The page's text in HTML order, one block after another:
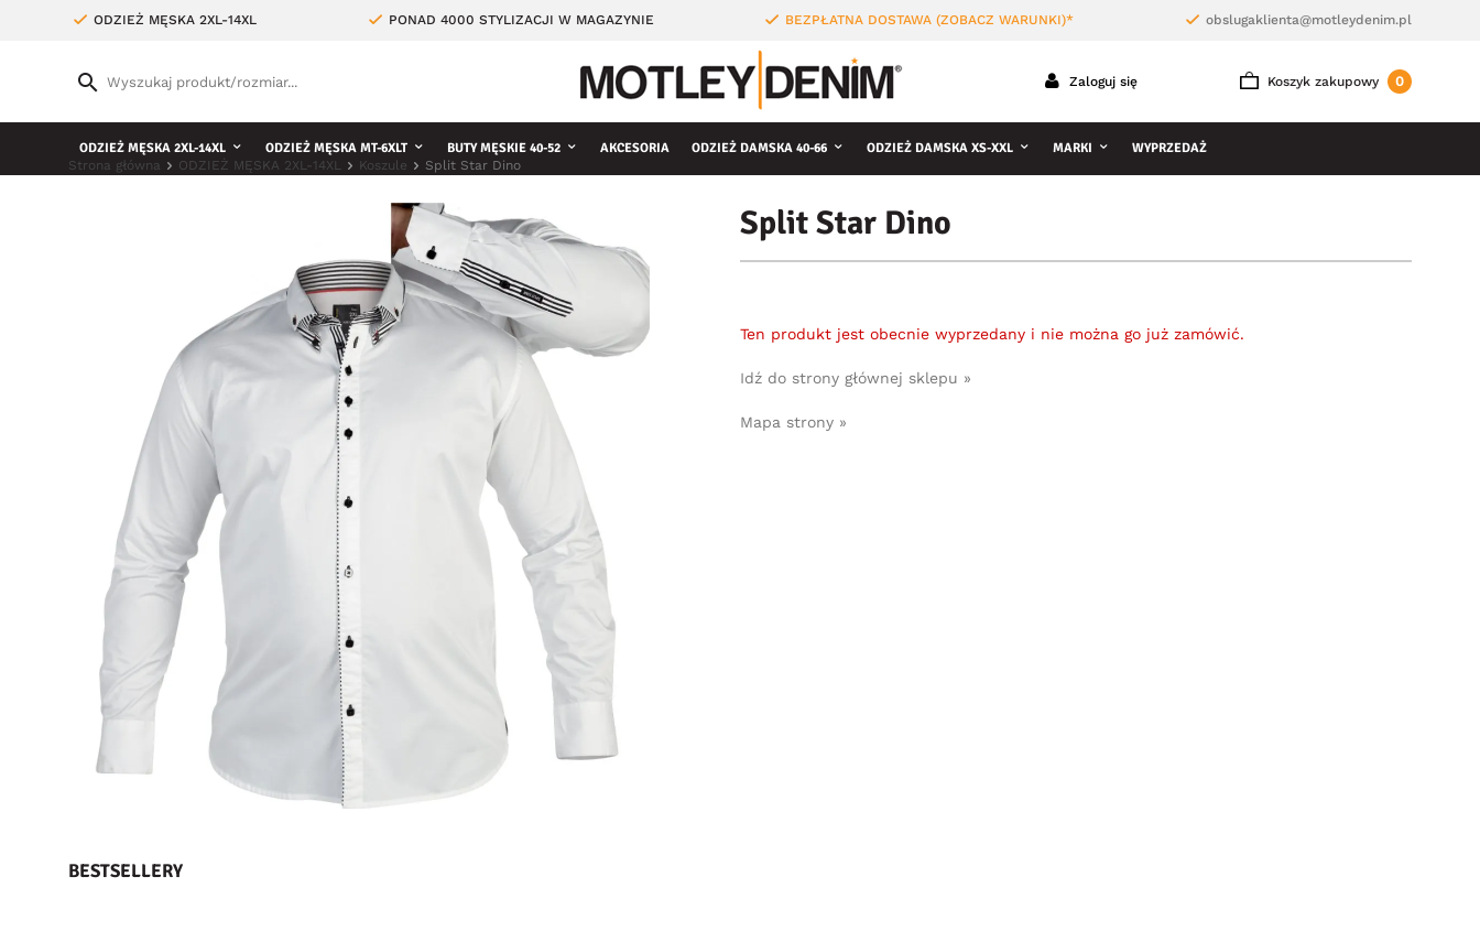
ODZIEŻ MĘSKA 2XL-14XL PONAD 4000 STYLIZACJI W MAGAZYNIE BEZPŁATNA DOSTAWA (ZOBACZ WARUNKI)* obslugaklienta@motleydenim.pl
Koszyk zakupowy 0
Zaloguj się
ODZIEŻ MĘSKA 2XL-14XL ODZIEŻ MĘSKA MT-6XLT BUTY MĘSKIE 40-52 AKCESORIA ODZIEŻ DAMSKA 40-66 ODZIEŻ DAMSKA XS-XXL MARKI WYPRZEDAŻ
Strona główna ODZIEŻ MĘSKA 2XL-14XL Koszule Split Star Dino
Split Star Dino
Ten produkt jest obecnie wyprzedany i nie można go już zamówić.
Idź do strony głównej sklepu »
Mapa strony »
BESTSELLERY